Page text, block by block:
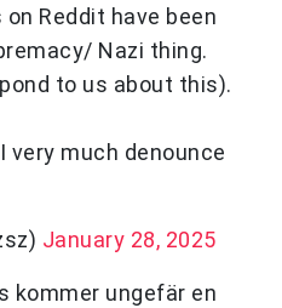
Reddit have been
Nazi thing.
to us about this).
much denounce
January 28, 2025
kommer ungefär en